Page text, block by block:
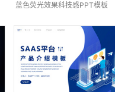
蓝色荧光效果科技感PPT模板